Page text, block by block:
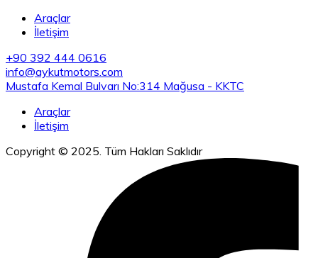
Araçlar
İletişim
+90 392 444 0616
info@aykutmotors.com
Mustafa Kemal Bulvarı No:314 Mağusa - KKTC
Araçlar
İletişim
Copyright © 2025. Tüm Hakları Saklıdır